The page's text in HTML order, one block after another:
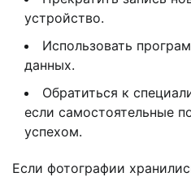
устройство.
Использовать
данных.
Обратиться к
если самостоятельные
успехом.
Если фотографии